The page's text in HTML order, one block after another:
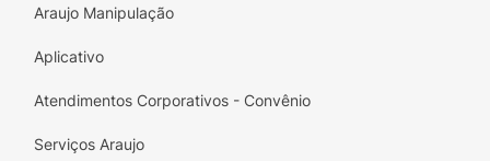
Araujo Manipulação
Aplicativo
Atendimentos Corporativos - Convênio
Serviços Araujo